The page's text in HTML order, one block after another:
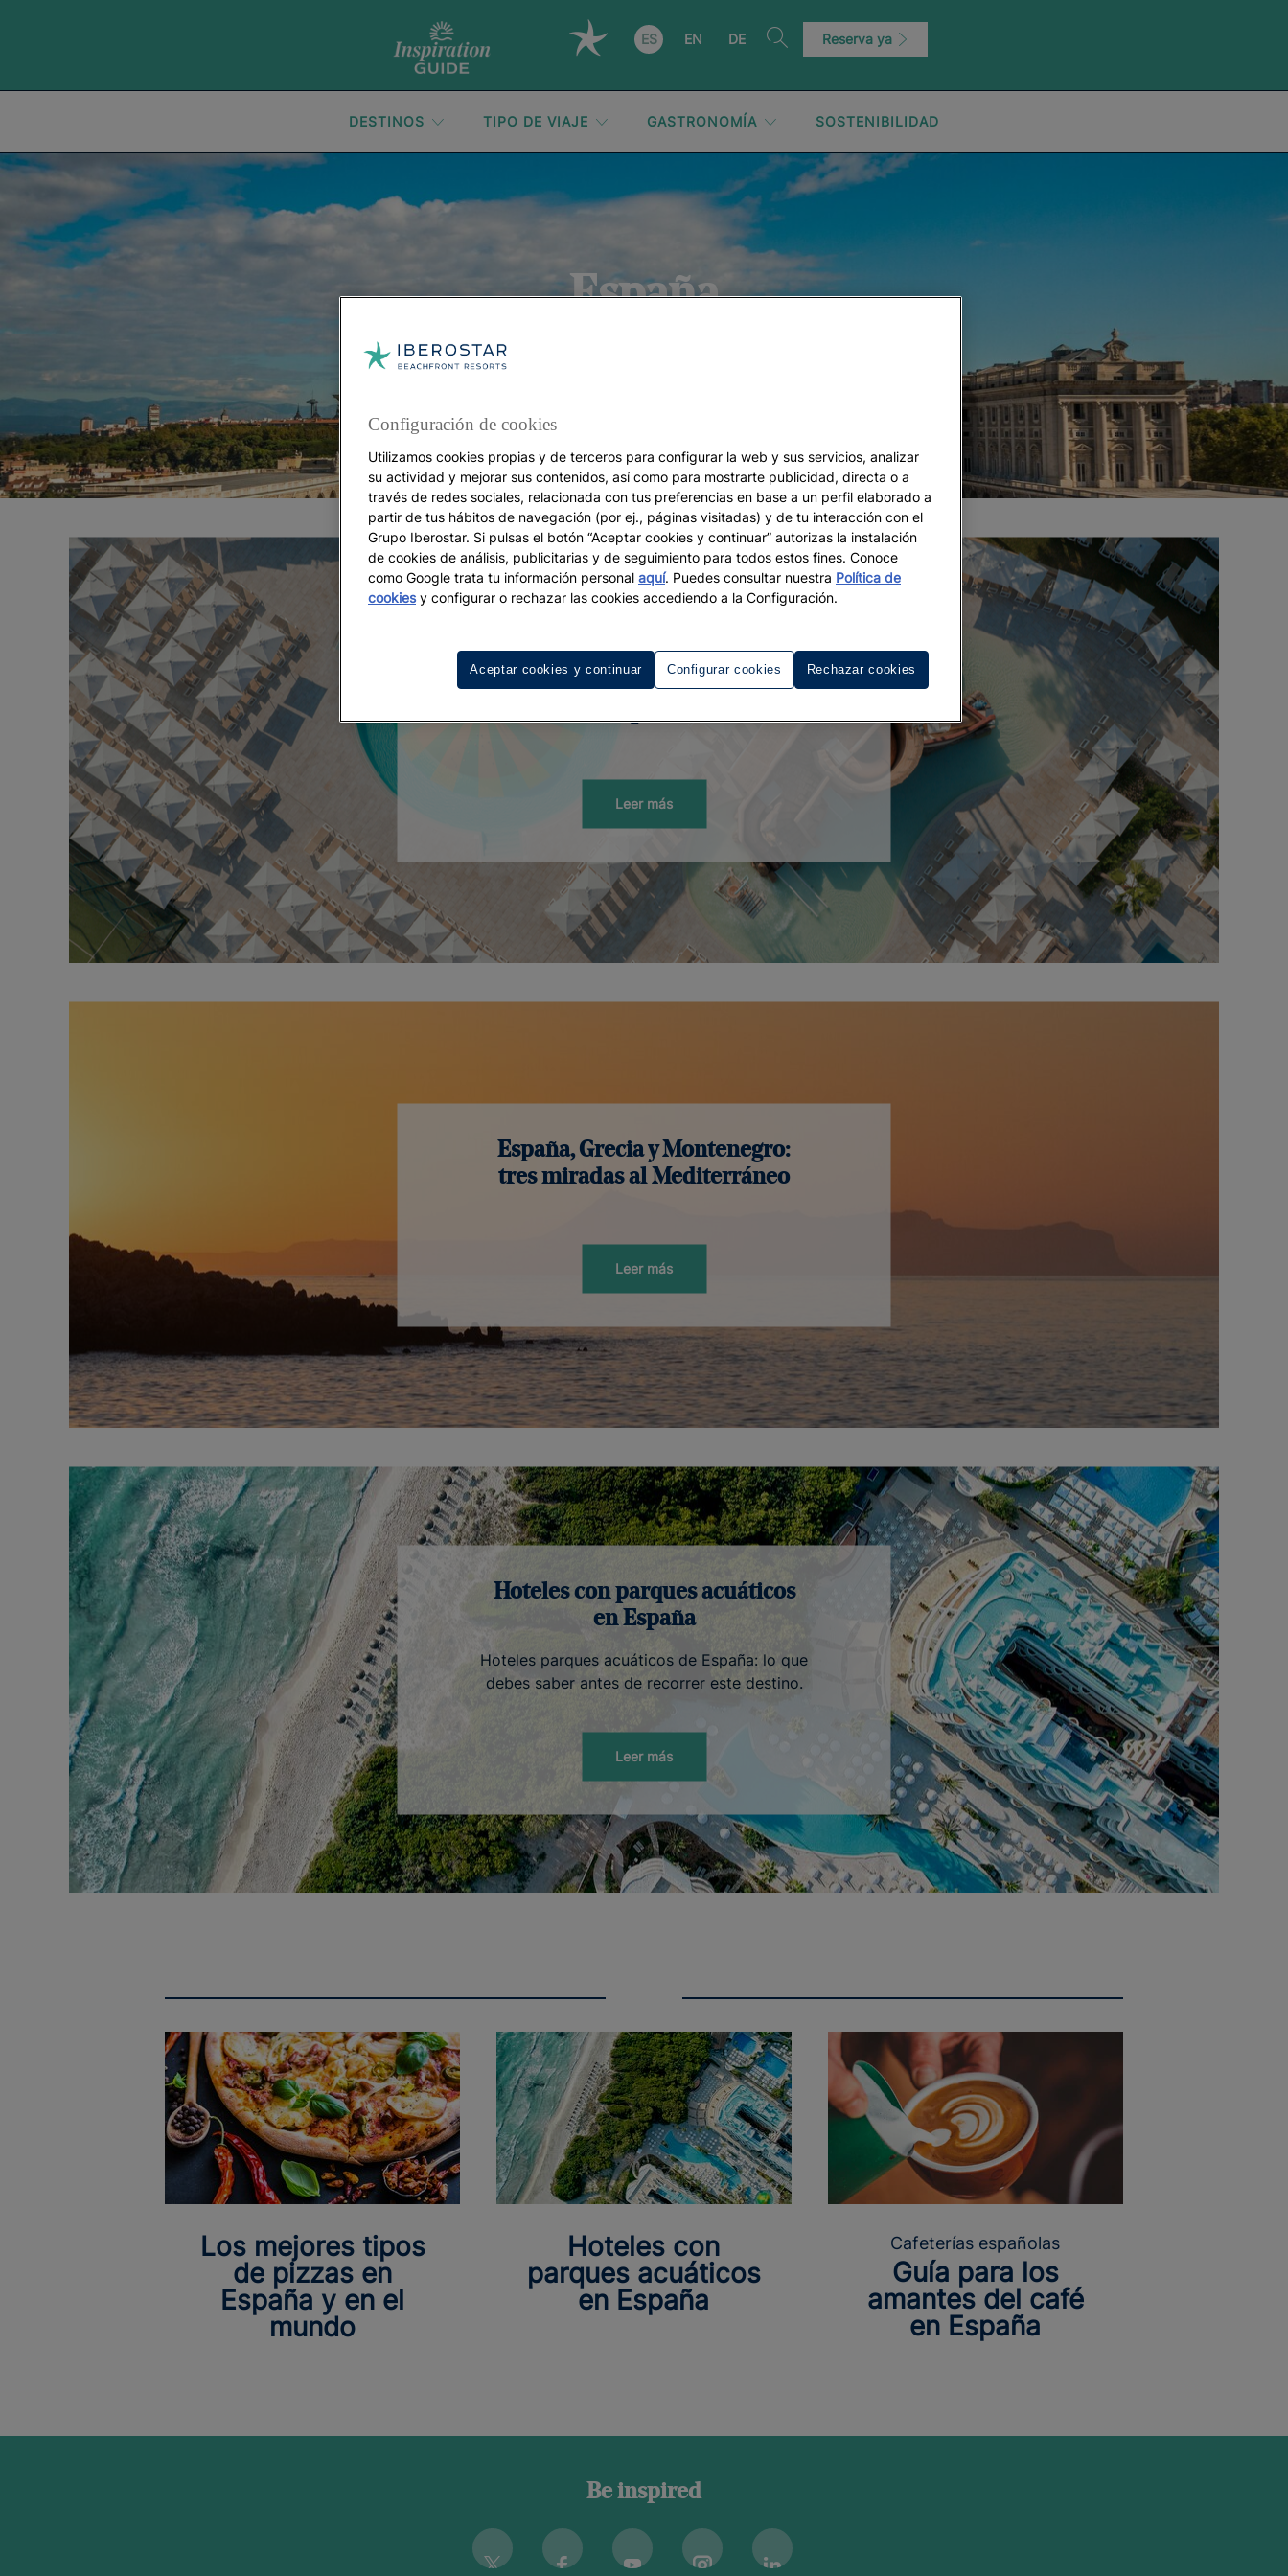
ES EN DE Reserva ya
DESTINOS TIPO DE VIAJE GASTRONOMÍA SOSTENIBILIDAD
España
Hoteles con toboganes en
Leer más
España, Grecia y Montenegro:
tres miradas al Mediterráneo
Leer más
Hoteles con parques acuáticos
en España
Hoteles parques acuáticos de España: lo que
debes saber antes de recorrer este destino.
Leer más
Los mejores tipos
de pizzas en
España y en el
mundo
Hoteles con
parques acuáticos
en España
Cafeterías españolas
Guía para los
amantes del café
en España
Be inspired
Twitter Facebook Youtube InstagramLinkedin
Configuración de cookies
Utilizamos cookies propias y de terceros para configurar la web y sus servicios, analizar
su actividad y mejorar sus contenidos, así como para mostrarte publicidad, directa o a
través de redes sociales, relacionada con tus preferencias en base a un perfil elaborado a
partir de tus hábitos de navegación (por ej., páginas visitadas) y de tu interacción con el
Grupo Iberostar. Si pulsas el botón “Aceptar cookies y continuar” autorizas la instalación
de cookies de análisis, publicitarias y de seguimiento para todos estos fines. Conoce
como Google trata tu información personal aquí. Puedes consultar nuestra Política de
cookiesy configurar o rechazar las cookies accediendo a la Configuración.
Configurar cookies Rechazar cookies
Aceptar cookies y continuar